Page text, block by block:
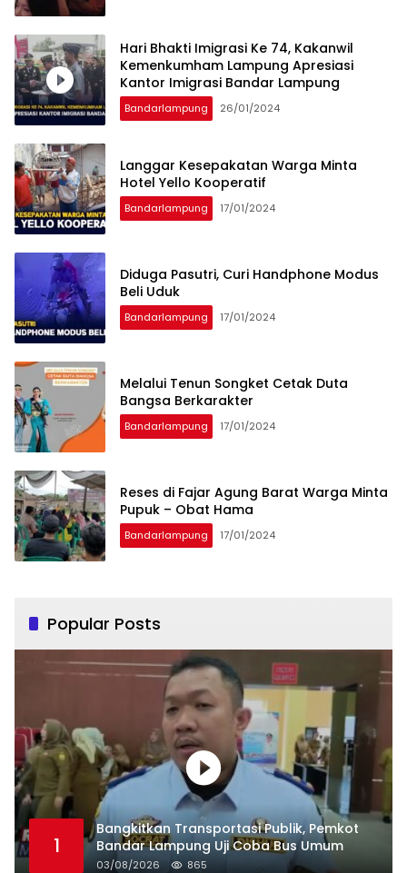
Hari Bhakti Imigrasi Ke 74, Kakanwil
Kemenkumham Lampung Apresiasi
Kantor Imigrasi Bandar Lampung
Bandarlampung 26/01/2024
Langgar Kesepakatan Warga Minta
Hotel Yello Kooperatif
Bandarlampung 17/01/2024
Diduga Pasutri, Curi Handphone Modus
Beli Uduk
Bandarlampung 17/01/2024
Melalui Tenun Songket Cetak Duta
Bangsa Berkarakter
Bandarlampung 17/01/2024
Reses di Fajar Agung Barat Warga Minta
Pupuk – Obat Hama
Bandarlampung 17/01/2024
Popular Posts
1
Bangkitkan Transportasi Publik, Pemkot
Bandar Lampung Uji Coba Bus Umum
03/08/2026 865